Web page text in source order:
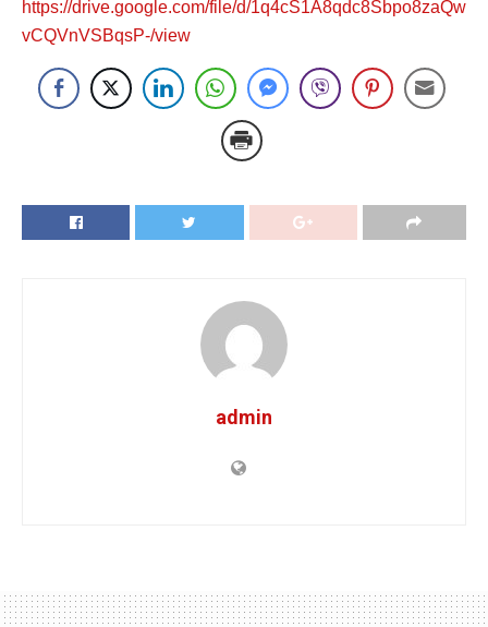
https://drive.google.com/file/d/1q4cS1A8qdc8Sbpo8zaQw
vCQVnVSBqsP-/view
admin